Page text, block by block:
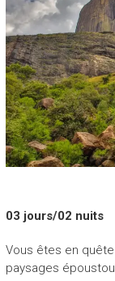
03 jours/02 nuits
Vous êtes en
paysages